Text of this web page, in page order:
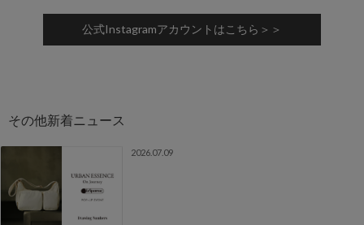
公式Instagramアカウントはこちら＞＞
2026.07.09